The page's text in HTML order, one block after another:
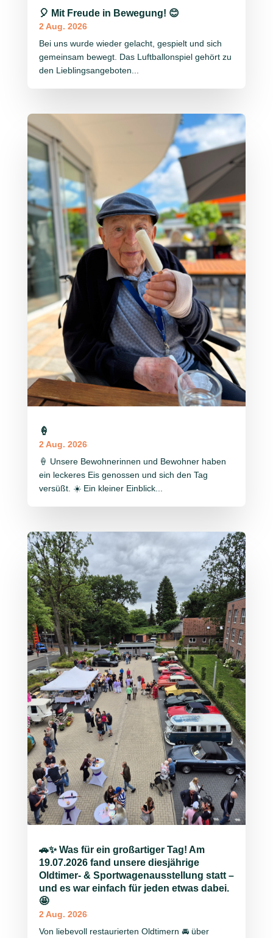
🎈 Mit Freude in Bewegung! 😊
2 Aug. 2026
Bei uns wurde wieder gelacht, gespielt und sich
gemeinsam bewegt. Das Luftballonspiel gehört zu
den Lieblingsangeboten...
🍦
2 Aug. 2026
🍦 Unsere Bewohnerinnen und Bewohner haben
ein leckeres Eis genossen und sich den Tag
versüßt. ☀️ Ein kleiner Einblick...
🚗✨ Was für ein großartiger Tag! Am
19.07.2026 fand unsere diesjährige
Oldtimer- & Sportwagenausstellung statt –
und es war einfach für jeden etwas dabei.
🤩
2 Aug. 2026
Von liebevoll restaurierten Oldtimern 🚘 über